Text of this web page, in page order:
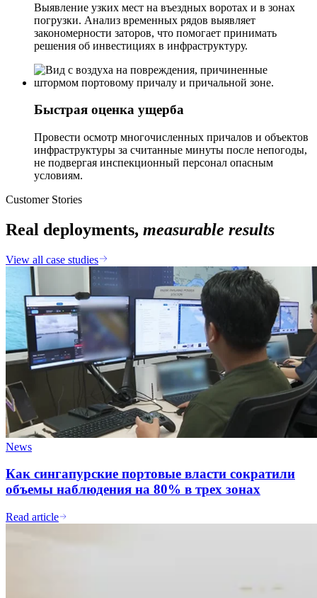
Выявление узких мест на въездных воротах и ​​в зонах
погрузки. Анализ временных рядов выявляет
закономерности заторов, что помогает принимать
решения об инвестициях в инфраструктуру.
Быстрая оценка ущерба
Провести осмотр многочисленных причалов и объектов
инфраструктуры за считанные минуты после непогоды,
не подвергая инспекционный персонал опасным
условиям.
Customer Stories
Real deployments, measurable results
View all case studies
News
Как сингапурские портовые власти сократили
объемы наблюдения на 80% в трех зонах
Read article